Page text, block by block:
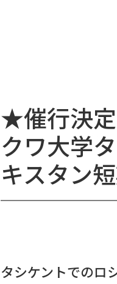
★催行決
クワ大学
キスタン
タシケントでのロ